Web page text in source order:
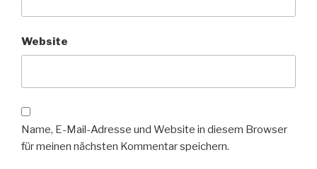
Website
Name, E-Mail-Adresse und Website in diesem Browser
für meinen nächsten Kommentar speichern.